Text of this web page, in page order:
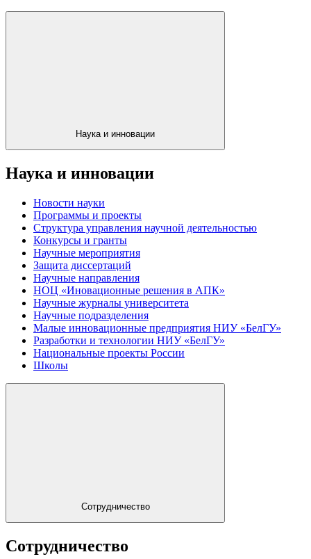
Наука и инновации
Наука и инновации
Новости науки
Программы и проекты
Структура управления научной деятельностью
Конкурсы и гранты
Научные мероприятия
Защита диссертаций
Научные направления
НОЦ «Иновационные решения в АПК»
Научные журналы университета
Научные подразделения
Малые инновационные предприятия НИУ «БелГУ»
Разработки и технологии НИУ «БелГУ»
Национальные проекты России
Школы
Сотрудничество
Сотрудничество